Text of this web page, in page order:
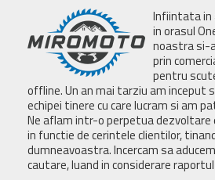
Infiintata in
in orasul
noastra si-
prin
pentru
offline. Un an mai tarziu am inceput
echipei tinere cu care lucram si am
Ne aflam intr-o perpetua dezvoltare
in functie de cerintele clientilor,
dumneavoastra. Incercam sa
cautare, luand in considerare